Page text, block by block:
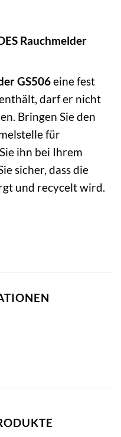
Rauchmelder
GS506eine fest
darf er nicht
Bringen Sie den
für
ihn bei Ihrem
sicher, dass die
und recycelt wird.